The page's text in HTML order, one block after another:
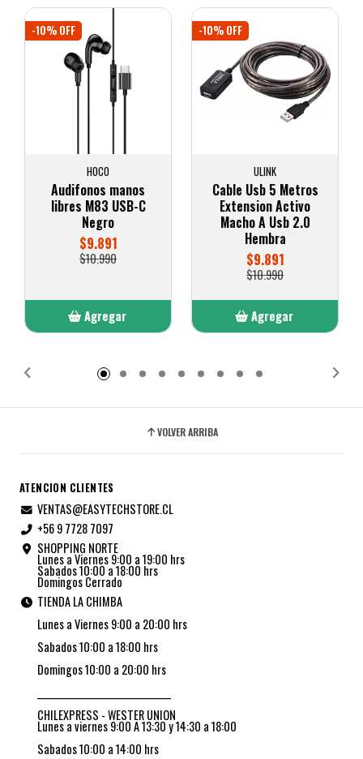
-10% OFF
HOCO
Audifonos manos
libres M83 USB-C
Negro
$9.891
$10.990
Agregar
-10% OFF
ULINK
Cable Usb 5 Metros
Extension Activo
Macho A Usb 2.0
Hembra
$9.891
$10.990
Agregar
VOLVER ARRIBA
ATENCION CLIENTES
VENTAS@EASYTECHSTORE.CL
+56 9 7728 7097
SHOPPING NORTE
Lunes a Viernes 9:00 a 19:00 hrs
Sabados 10:00 a 18:00 hrs
Domingos Cerrado
TIENDA LA CHIMBA
Lunes a Viernes 9:00 a 20:00 hrs
Sabados 10:00 a 18:00 hrs
Domingos 10:00 a 20:00 hrs
CHILEXPRESS - WESTER UNION
Lunes a viernes 9:00 A 13:30 y 14:30 a 18:00
Sabados 10:00 a 14:00 hrs